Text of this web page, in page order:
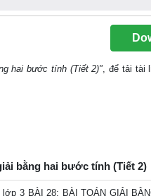
hai bước tính (Tiết 2)", để tải tài
bằng hai bước tính (Tiết 2)
3 BÀI 28: BÀI TOÁN GIẢI